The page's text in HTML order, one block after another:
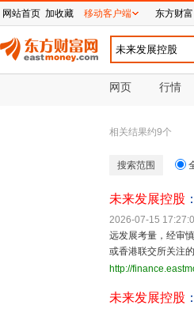
网页 行情
相关结果约9个
搜索范围
未来发展控股
2026-07-15
远发展考量，经审
或香港联交所关注
http://
未来发展控股
网站首页 加收藏 移动客户端 东方财富